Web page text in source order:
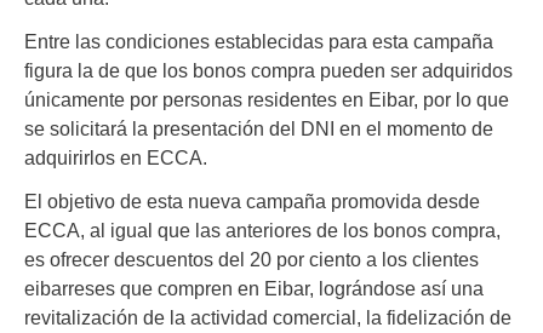
Entre las condiciones establecidas para esta campaña
figura la de que los bonos compra pueden ser adquiridos
únicamente por personas residentes en Eibar, por lo que
se solicitará la presentación del DNI en el momento de
adquirirlos en ECCA.
El objetivo de esta nueva campaña promovida desde
ECCA, al igual que las anteriores de los bonos compra,
es ofrecer descuentos del 20 por ciento a los clientes
eibarreses que compren en Eibar, lográndose así una
revitalización de la actividad comercial, la fidelización de